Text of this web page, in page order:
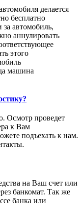
делается
бесплатно
автомобиль,
аннулировать
этого
машина
Осмотр проведет
к Вам
подъехать к нам.
на Ваш счет или
банкомат. Так же
банка или